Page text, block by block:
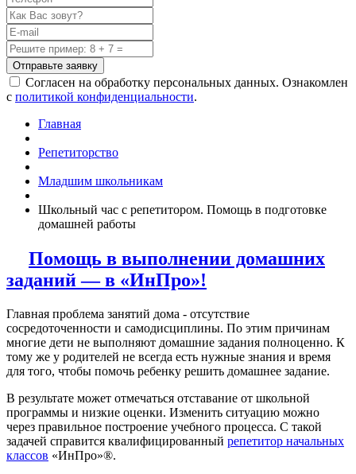
Отправьте заявку
Согласен на обработку персональных данных. Ознакомлен
с политикой конфиденциальности.
Главная
Репетиторство
Младшим школьникам
Школьный час с репетитором. Помощь в подготовке
домашней работы
Помощь в выполнении домашних
заданий — в «ИнПро»!
Главная проблема занятий дома - отсутствие
сосредоточенности и самодисциплины. По этим причинам
многие дети не выполняют домашние задания полноценно. К
тому же у родителей не всегда есть нужные знания и время
для того, чтобы помочь ребенку решить домашнее задание.
В результате может отмечаться отставание от школьной
программы и низкие оценки. Изменить ситуацию можно
через правильное построение учебного процесса. С такой
задачей справится квалифицированный репетитор начальных
классов «ИнПро»®.